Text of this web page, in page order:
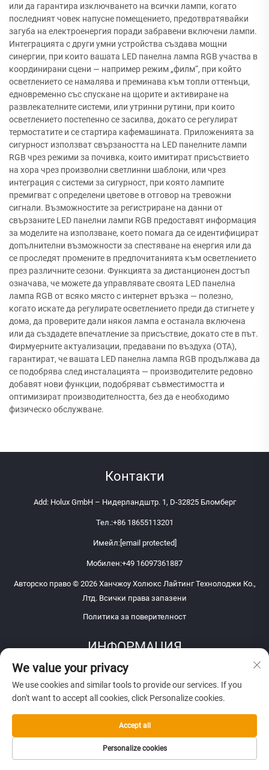
или да гарантира изключването на всички лампи, когато
последният човек напусне помещението, предотвратявайки
загуба на електроенергия поради забравени включени лампи.
Интеграцията с други умни устройства създава мощни
синергии, при които вашата LED панелна лампа RGB участва в
координирани сцени — например режим „филм“, при който
осветлението се намалява и преминава към топли оттенъци,
едновременно със спускане на щорите и активиране на
развлекателните системи, или утринни рутини, при които
осветлението постепенно се засилва, докато се регулират
термостатите и се стартира кафемашината. Приложенията за
сигурност използват свързаността на LED панелните лампи
RGB чрез режими за почивка, които имитират присъствието
на хора чрез произволни светлинни шаблони, или чрез
интеграция с системи за сигурност, при която лампите
премигват с определени цветове в отговор на тревожни
сигнали. Възможностите за регистриране на данни от
свързаните LED панелни лампи RGB предоставят информация
за моделите на използване, което помага да се идентифицират
допълнителни възможности за спестяване на енергия или да
се проследят промените в предпочитанията към осветлението
през различните сезони. Функцията за дистанционен достъп
означава, че можете да управлявате своята LED панелна
лампа RGB от всяко място с интернет връзка — полезно,
когато искате да регулирате осветлението преди да стигнете у
дома, да проверите дали някоя лампа е останала включена
или да създадете впечатление за присъствие, докато сте в път.
Фирмуерните актуализации, предавани по въздуха (OTA),
гарантират, че вашата LED панелна лампа RGB продължава да
се подобрява след инсталацията — производителите редовно
добавят нови функции, подобряват съвместимостта и
оптимизират производителността, без да е необходимо
физическо обслужване.
Контакти
Add: Holux GmbH – Нидерландштр. 1, D-32825 Бломберг
Тел.:+86 18655113201
Имейл:[email protected]
Мобилен:+49 16097361887
Авторско право © 2026 Ханчжоу Холюкс Лайтинг Технолоджи Ко.,
Лтд. Всички права запазени
Политика за поверителност
ИНФОРМАЦИЯ
Запишете се, за да получавате нашия седмичен бюлетин
Изпрати
We value your privacy
We use cookies and similar tools to provide our services. If you
don't want to accept all cookies, click Personalize cookies.
Personalize cookies
Accept all